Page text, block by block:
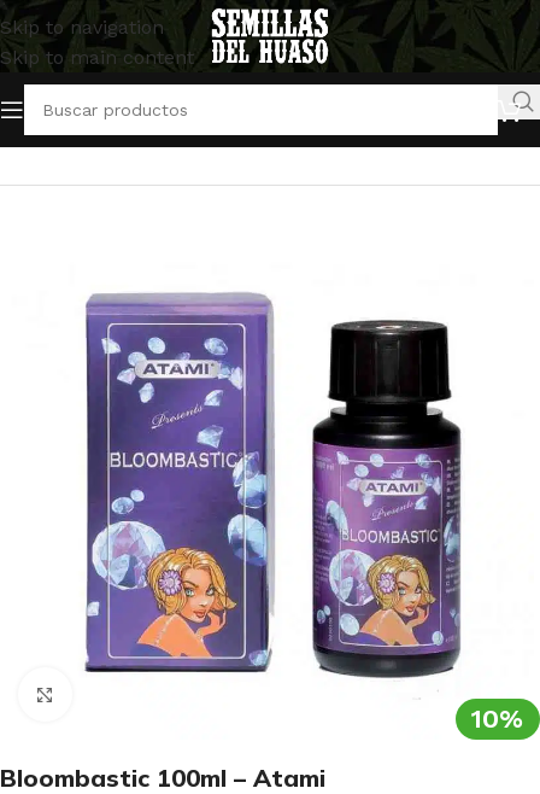
Skip to navigation
Skip to main content
Inicio/Artículos Indoor/Abonos y Fertilizantes
10%
Bloombastic 100ml – Atami